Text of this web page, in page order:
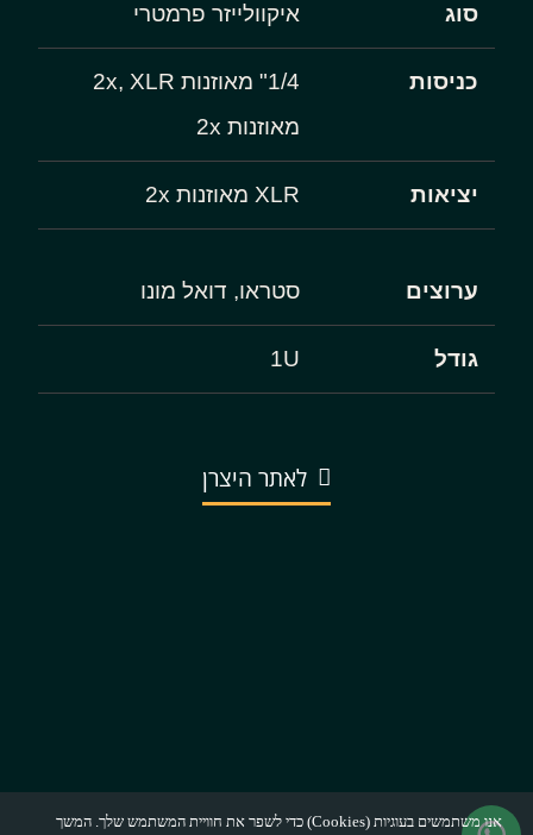
סוג איקוולייזר פרמטרי
כניסות
1/4" מאוזנות 2x, XLR
מאוזנות 2x
יציאות XLR מאוזנות 2x
ערוצים סטראו, דואל מונו
גודל 1U
לאתר היצרן
אנו משתמשים בעוגיות (Cookies) כדי לשפר את חוויית המשתמש שלך. המשך